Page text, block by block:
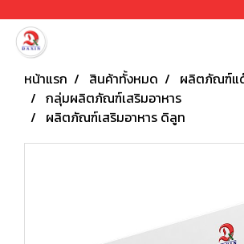
หน้าแรก สินค้าทั้งหมด
ผลิตภัณฑ์แ
กลุ่มผลิตภัณฑ์เสริมอาหาร
ผลิตภัณฑ์เสริมอาหาร ดิลูท